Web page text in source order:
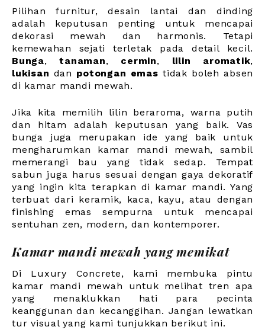
Pilihan furnitur, desain lantai dan dinding
adalah keputusan penting untuk mencapai
dekorasi mewah dan harmonis. Tetapi
kemewahan sejati terletak pada detail kecil.
Bunga,tanaman, cermin, lilin aromatik,
lukisan dan potongan emas tidak boleh absen
di kamar mandi mewah.
Jika kita memilih lilin beraroma, warna putih
dan hitam adalah keputusan yang baik. Vas
bunga juga merupakan ide yang baik untuk
mengharumkan kamar mandi mewah, sambil
memerangi bau yang tidak sedap. Tempat
sabun juga harus sesuai dengan gaya dekoratif
yang ingin kita terapkan di kamar mandi. Yang
terbuat dari keramik, kaca, kayu, atau dengan
finishing emas sempurna untuk mencapai
sentuhan zen, modern, dan kontemporer.
Kamar mandi mewah yang memikat
Di Luxury Concrete, kami membuka pintu
kamar mandi mewah untuk melihat tren apa
yang menaklukkan hati para pecinta
keanggunan dan kecanggihan. Jangan lewatkan
tur visual yang kami tunjukkan berikut ini.